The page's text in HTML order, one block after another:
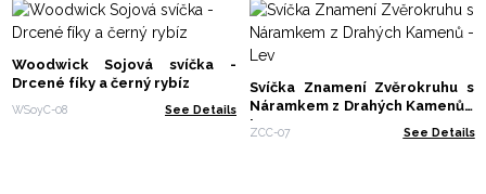
Woodwick Sojová svíčka -
Drcené fíky a černý rybíz
WSoyC-08 See Details
Svíčka Znamení Zvěrokruhu s
Náramkem z Drahých Kamenů -
Lev
ZCC-07 See Details